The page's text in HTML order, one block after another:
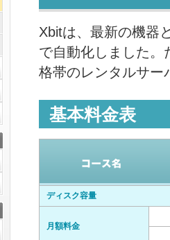
Xbitは、最新の機器
で自動化しました。
格帯のレンタルサー
基本料金表
ディスク容量
月額料金